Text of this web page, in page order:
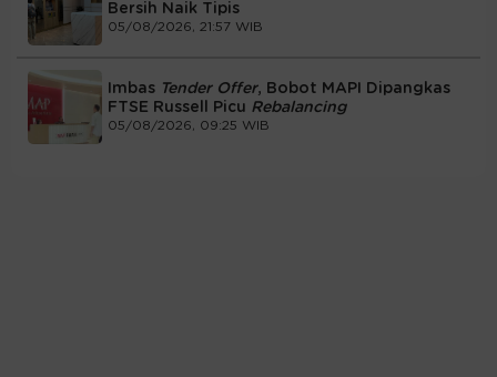
Bersih Naik Tipis
05/08/2026, 21:57 WIB
Imbas Tender Offer, Bobot MAPI Dipangkas
FTSE Russell Picu Rebalancing
05/08/2026, 09:25 WIB